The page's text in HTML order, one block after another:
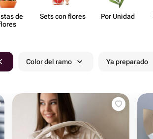
de
Sets con flores Por Unidad
Color del ramo Ya preparado